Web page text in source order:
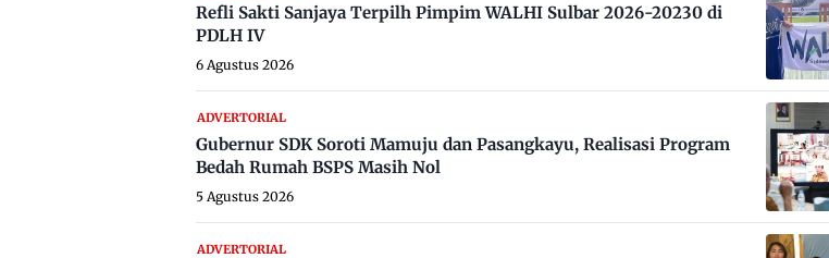
Refli Sakti Sanjaya Terpilh Pimpim WALHI Sulbar 2026-20230 di
PDLH IV
6 Agustus 2026
ADVERTORIAL
Gubernur SDK Soroti Mamuju dan Pasangkayu, Realisasi Program
Bedah Rumah BSPS Masih Nol
5 Agustus 2026
ADVERTORIAL